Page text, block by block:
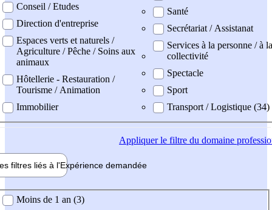
Conseil / Etudes
Direction d'entreprise
Espaces verts et naturels /
Agriculture / Pêche / Soins aux
animaux
Hôtellerie - Restauration /
Tourisme / Animation
Immobilier
Santé
Secrétariat / Assistanat
Services à la personne / à la
collectivité
Spectacle
Sport
Transport / Logistique (34)
Appliquerle filtre du domaine
filtres liés à l'Expérience demandée
demandée
Moins de 1 an (3)